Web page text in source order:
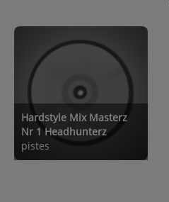
Hardstyle Mix Masterz
Nr 1 Headhunterz
pistes